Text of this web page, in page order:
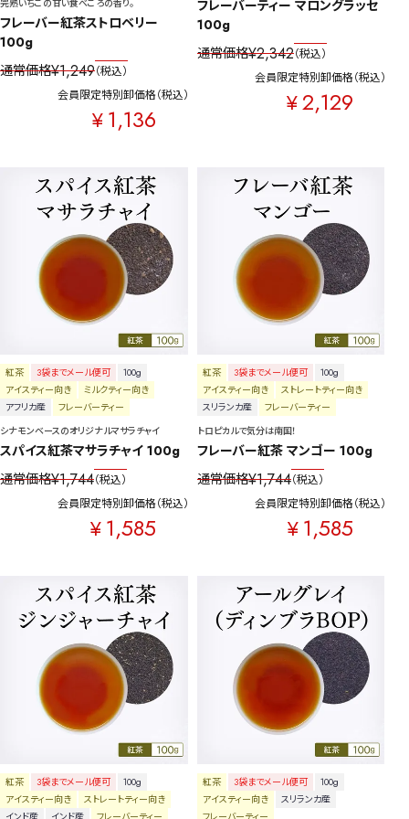
完熟いちごの甘い食べごろの香り。
フレーバー紅茶ストロベリー
100g
通常価格¥1,249 税込
会員限定特別卸価格
¥1,136
税込
フレーバーティー マロングラッセ
100g
通常価格¥2,342 税込
会員限定特別卸価格
¥2,129
税込
紅茶 3袋までメール便可
100g
アイスティー向き
ミルクティー向き
アフリカ産
フレーバーティー
シナモンベースのオリジナルマサラチャイ
スパイス紅茶マサラチャイ 100g
通常価格¥1,744 税込
会員限定特別卸価格
¥1,585
税込
紅茶 3袋までメール便可
100g
アイスティー向き
ストレートティー向き
スリランカ産
フレーバーティー
トロピカルで気分は南国！
フレーバー紅茶 マンゴー 100g
通常価格¥1,744 税込
会員限定特別卸価格
¥1,585
税込
紅茶 3袋までメール便可
100g
アイスティー向き
ストレートティー向き
紅茶 3袋までメール便可
100g
アイスティー向き
スリランカ産